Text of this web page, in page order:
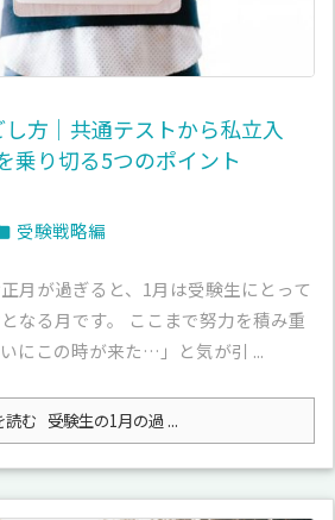
方｜共通テストから私立入
乗り切る5つのポイント
受験戦略編
月が過ぎると、1月は受験生にとって
なる月です。 ここまで努力を積み重
にこの時が来た…」と気が引 ...
読む 受験生の1月の過 ...